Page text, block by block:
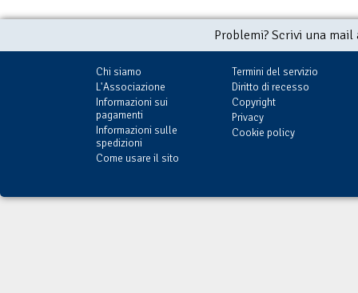
Problemi? Scrivi una
Chi siamo
L'Associazione
Informazioni sui
pagamenti
Informazioni sulle
spedizioni
Come usare il sito
Termini del servizio
Diritto di recesso
Copyright
Privacy
Cookie policy